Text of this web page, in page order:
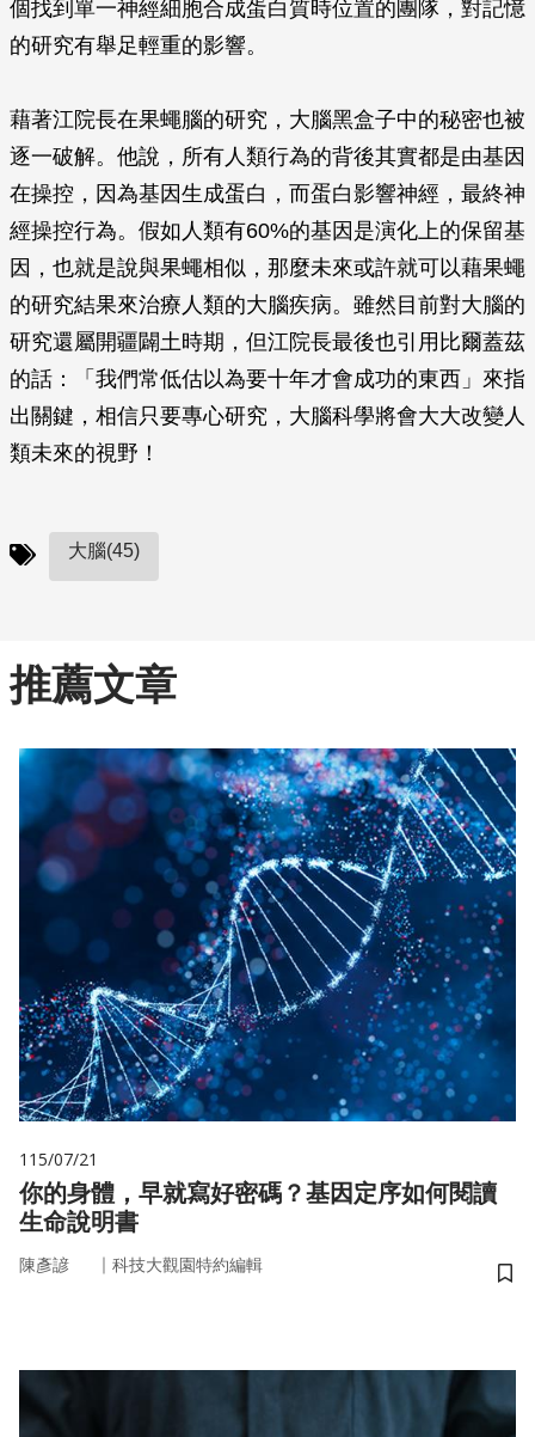
個找到單一神經細胞合成蛋白質時位置的團隊，對記憶
的研究有舉足輕重的影響。
藉著江院長在果蠅腦的研究，大腦黑盒子中的秘密也被
逐一破解。他說，所有人類行為的背後其實都是由基因
在操控，因為基因生成蛋白，而蛋白影響神經，最終神
經操控行為。假如人類有60%的基因是演化上的保留基
因，也就是說與果蠅相似，那麼未來或許就可以藉果蠅
的研究結果來治療人類的大腦疾病。雖然目前對大腦的
研究還屬開疆闢土時期，但江院長最後也引用比爾蓋茲
的話：「我們常低估以為要十年才會成功的東西」來指
出關鍵，相信只要專心研究，大腦科學將會大大改變人
類未來的視野！
大腦(45)
推薦文章
115/07/21
你的身體，早就寫好密碼？基因定序如何閱讀
生命說明書
陳彥諺 ｜ 科技大觀園特約編輯
儲